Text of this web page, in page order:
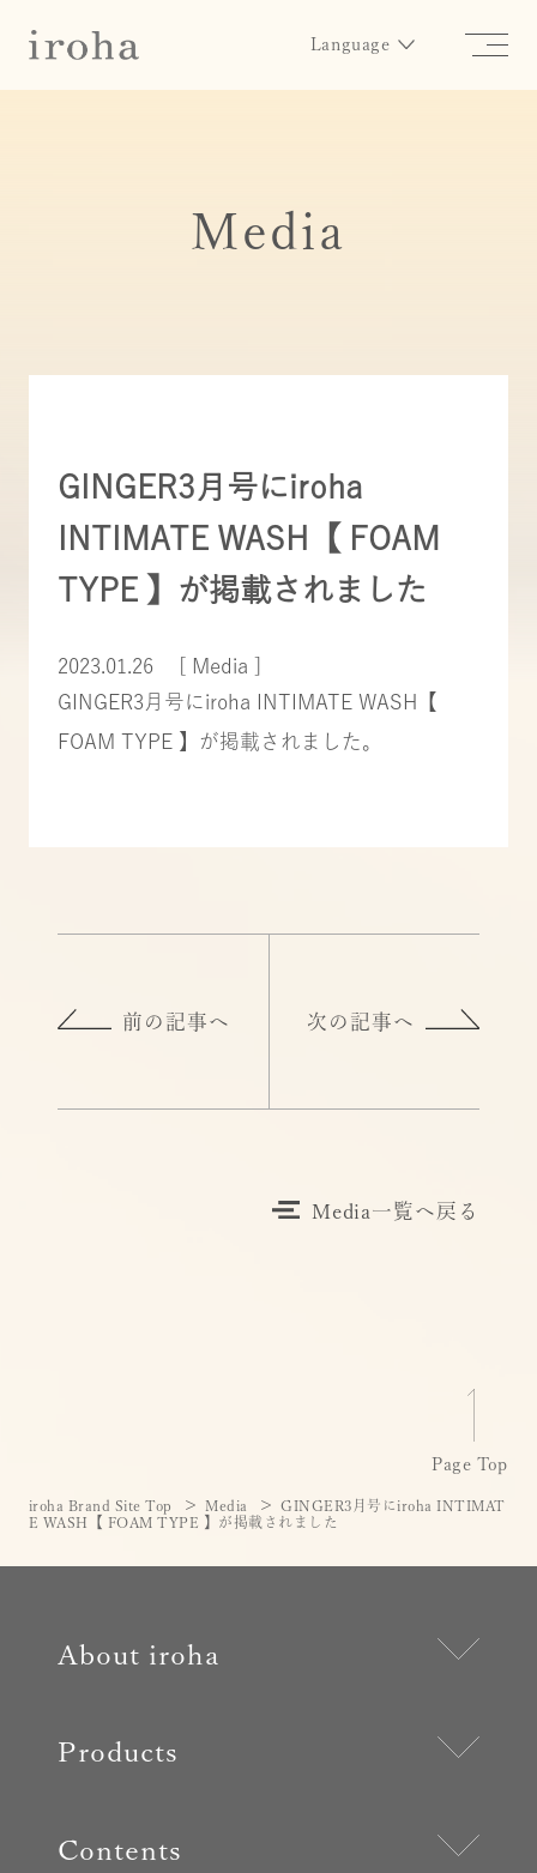
Language
Media
GINGER3月号にiroha
INTIMATE WASH【 FOAM
TYPE 】が掲載されました
2023.01.26
[ Media ]
GINGER3月号にiroha INTIMATE WASH【
FOAM TYPE 】が掲載されました。
前の記事へ
Media一覧へ戻る
次の記事へ
Page Top
iroha Brand Site Top Media
GINGER3月号にiroha INTIMAT
E WASH【 FOAM TYPE 】が掲載されました
About iroha
Products
Contents